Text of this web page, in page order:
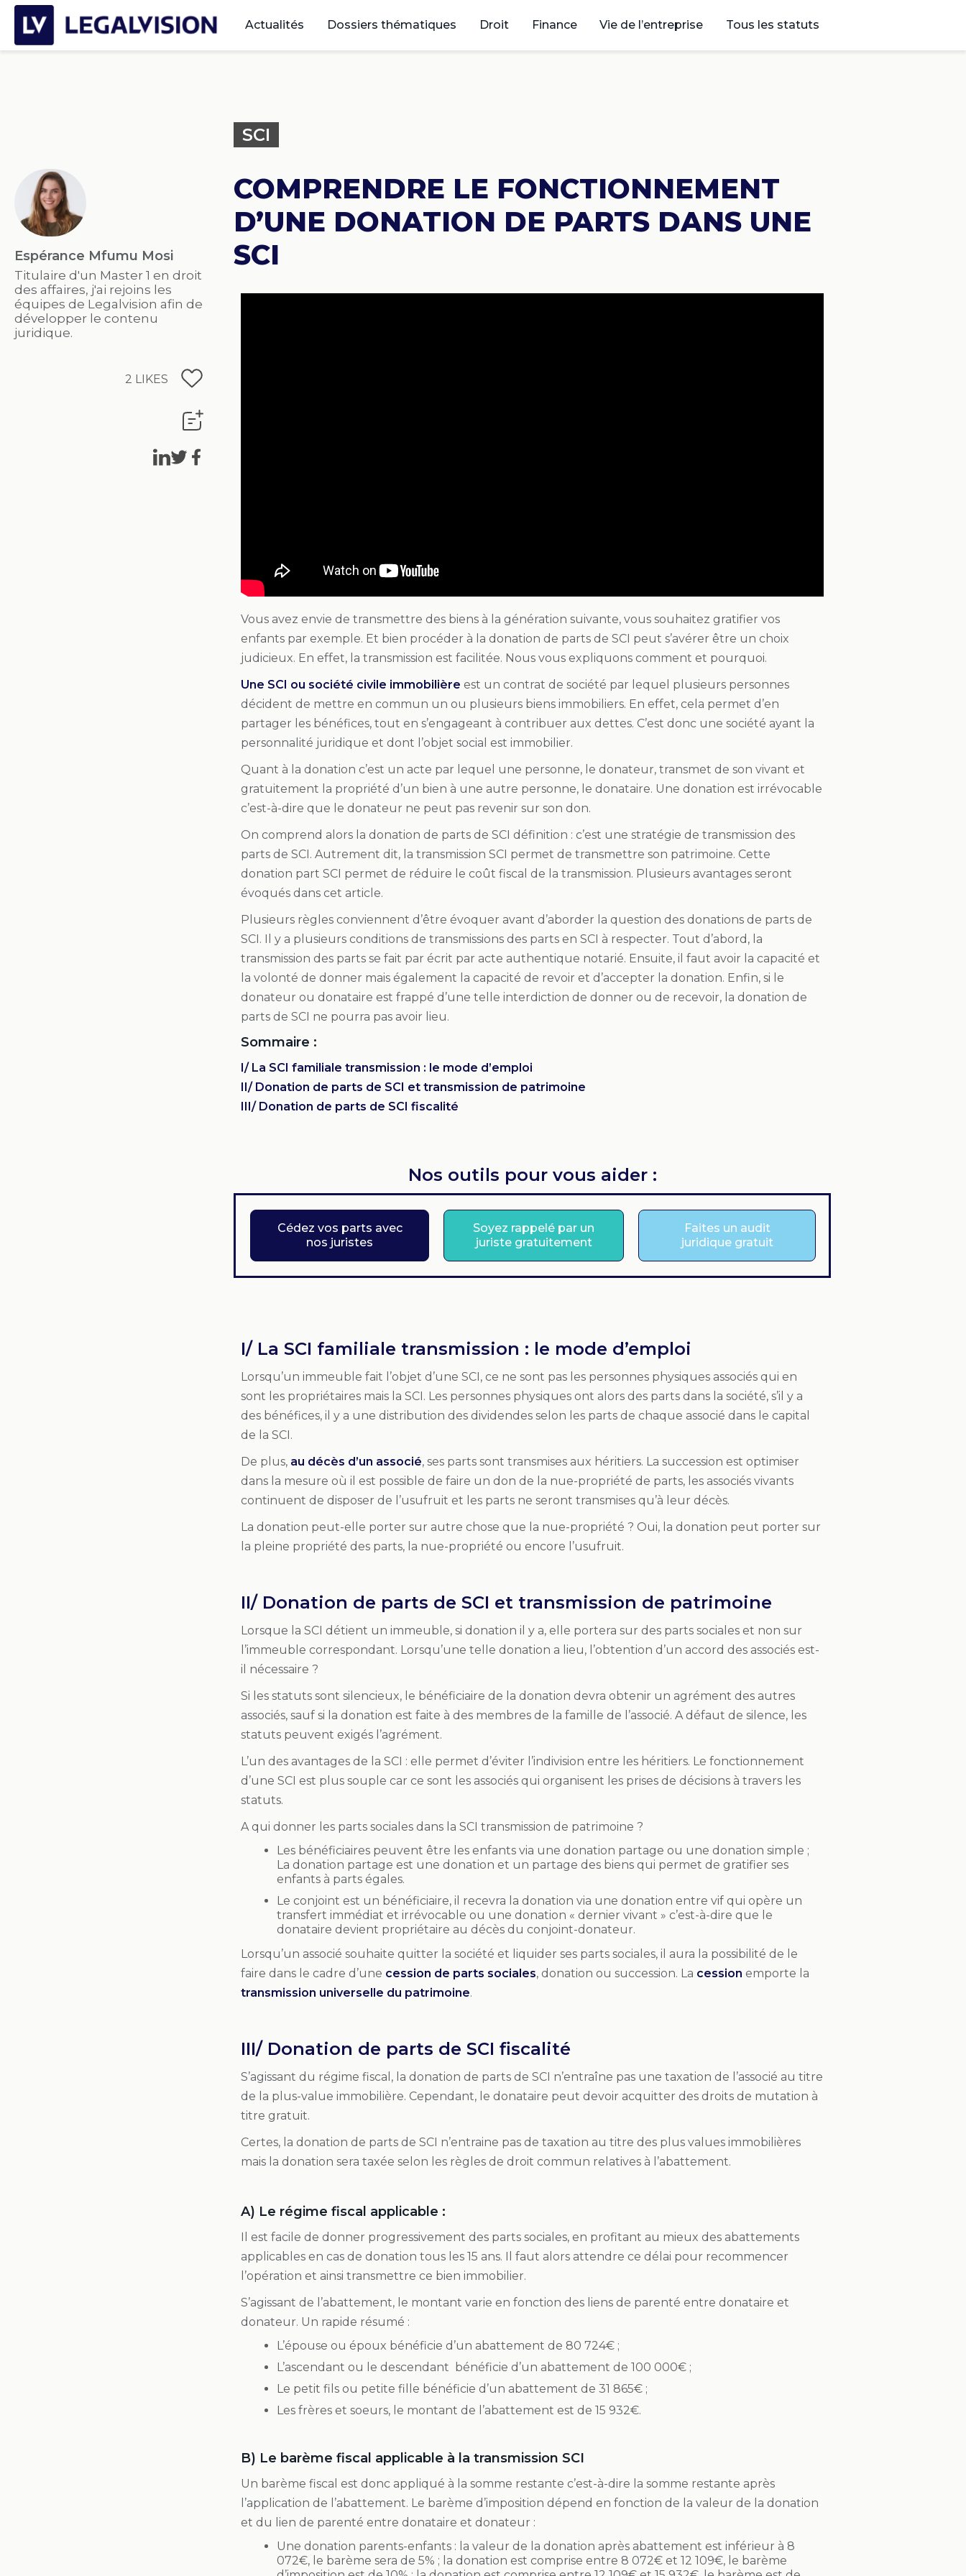
Actualités Dossiers thématiques Droit Finance Vie de l’entreprise Tous les statuts
Espérance Mfumu Mosi
Titulaire d'un Master 1 en droit
des affaires, j'ai rejoins les
équipes de Legalvision afin de
développer le contenu
juridique.
2 LIKES
SCI
COMPRENDRE LE FONCTIONNEMENT
D’UNE DONATION DE PARTS DANS UNE
SCI
Vous avez envie de transmettre des biens à la génération suivante, vous souhaitez gratifier vos
enfants par exemple. Et bien procéder à la donation de parts de SCI peut s’avérer être un choix
judicieux. En effet, la transmission est facilitée. Nous vous expliquons comment et pourquoi.
Une SCI ou société civile immobilière est un contrat de société par lequel plusieurs personnes
décident de mettre en commun un ou plusieurs biens immobiliers. En effet, cela permet d’en
partager les bénéfices, tout en s’engageant à contribuer aux dettes. C’est donc une société ayant la
personnalité juridique et dont l’objet social est immobilier.
Quant à la donation c’est un acte par lequel une personne, le donateur, transmet de son vivant et
gratuitement la propriété d’un bien à une autre personne, le donataire. Une donation est irrévocable
c’est-à-dire que le donateur ne peut pas revenir sur son don.
On comprend alors la donation de parts de SCI définition : c’est une stratégie de transmission des
parts de SCI. Autrement dit, la transmission SCI permet de transmettre son patrimoine. Cette
donation part SCI permet de réduire le coût fiscal de la transmission. Plusieurs avantages seront
évoqués dans cet article.
Plusieurs règles conviennent d’être évoquer avant d’aborder la question des donations de parts de
SCI. Il y a plusieurs conditions de transmissions des parts en SCI à respecter. Tout d’abord, la
transmission des parts se fait par écrit par acte authentique notarié. Ensuite, il faut avoir la capacité et
la volonté de donner mais également la capacité de revoir et d’accepter la donation. Enfin, si le
donateur ou donataire est frappé d’une telle interdiction de donner ou de recevoir, la donation de
parts de SCI ne pourra pas avoir lieu.
Sommaire :
I/ La SCI familiale transmission : le mode d’emploi
II/ Donation de parts de SCI et transmission de patrimoine
III/ Donation de parts de SCI fiscalité
Nos outils pour vous aider :
Cédez vos parts avec
nos juristes
Soyez rappelé par un
juriste gratuitement
Faites un audit
juridique gratuit
I/ La SCI familiale transmission : le mode d’emploi
Lorsqu’un immeuble fait l’objet d’une SCI, ce ne sont pas les personnes physiques associés qui en
sont les propriétaires mais la SCI. Les personnes physiques ont alors des parts dans la société, s’il y a
des bénéfices, il y a une distribution des dividendes selon les parts de chaque associé dans le capital
de la SCI.
De plus, au décès d’un associé, ses parts sont transmises aux héritiers. La succession est optimiser
dans la mesure où il est possible de faire un don de la nue-propriété de parts, les associés vivants
continuent de disposer de l’usufruit et les parts ne seront transmises qu’à leur décès.
La donation peut-elle porter sur autre chose que la nue-propriété ? Oui, la donation peut porter sur
la pleine propriété des parts, la nue-propriété ou encore l’usufruit.
II/ Donation de parts de SCI et transmission de patrimoine
Lorsque la SCI détient un immeuble, si donation il y a, elle portera sur des parts sociales et non sur
l’immeuble correspondant. Lorsqu’une telle donation a lieu, l’obtention d’un accord des associés est-
il nécessaire ?
Si les statuts sont silencieux, le bénéficiaire de la donation devra obtenir un agrément des autres
associés, sauf si la donation est faite à des membres de la famille de l’associé. A défaut de silence, les
statuts peuvent exigés l’agrément.
L’un des avantages de la SCI : elle permet d’éviter l’indivision entre les héritiers. Le fonctionnement
d’une SCI est plus souple car ce sont les associés qui organisent les prises de décisions à travers les
statuts.
A qui donner les parts sociales dans la SCI transmission de patrimoine ?
Les bénéficiaires peuvent être les enfants via une donation partage ou une donation simple ;
La donation partage est une donation et un partage des biens qui permet de gratifier ses
enfants à parts égales.
Le conjoint est un bénéficiaire, il recevra la donation via une donation entre vif qui opère un
transfert immédiat et irrévocable ou une donation « dernier vivant » c’est-à-dire que le
donataire devient propriétaire au décès du conjoint-donateur.
Lorsqu’un associé souhaite quitter la société et liquider ses parts sociales, il aura la possibilité de le
faire dans le cadre d’une cession de parts sociales, donation ou succession. La cession emporte la
transmission universelle du patrimoine.
III/ Donation de parts de SCI fiscalité
S’agissant du régime fiscal, la donation de parts de SCI n’entraîne pas une taxation de l’associé au titre
de la plus-value immobilière. Cependant, le donataire peut devoir acquitter des droits de mutation à
titre gratuit.
Certes, la donation de parts de SCI n’entraine pas de taxation au titre des plus values immobilières
mais la donation sera taxée selon les règles de droit commun relatives à l’abattement.
A) Le régime fiscal applicable :
Il est facile de donner progressivement des parts sociales, en profitant au mieux des abattements
applicables en cas de donation tous les 15 ans. Il faut alors attendre ce délai pour recommencer
l’opération et ainsi transmettre ce bien immobilier.
S’agissant de l’abattement, le montant varie en fonction des liens de parenté entre donataire et
donateur. Un rapide résumé :
L’épouse ou époux bénéficie d’un abattement de 80 724€ ;
L’ascendant ou le descendant bénéficie d’un abattement de 100 000€ ;
Le petit fils ou petite fille bénéficie d’un abattement de 31 865€ ;
Les frères et soeurs, le montant de l’abattement est de 15 932€.
B) Le barème fiscal applicable à la transmission SCI
Un barème fiscal est donc appliqué à la somme restante c’est-à-dire la somme restante après
l’application de l’abattement. Le barème d’imposition dépend en fonction de la valeur de la donation
et du lien de parenté entre donataire et donateur :
Une donation parents-enfants : la valeur de la donation après abattement est inférieur à 8
072€, le barème sera de 5% ; la donation est comprise entre 8 072€ et 12 109€, le barème